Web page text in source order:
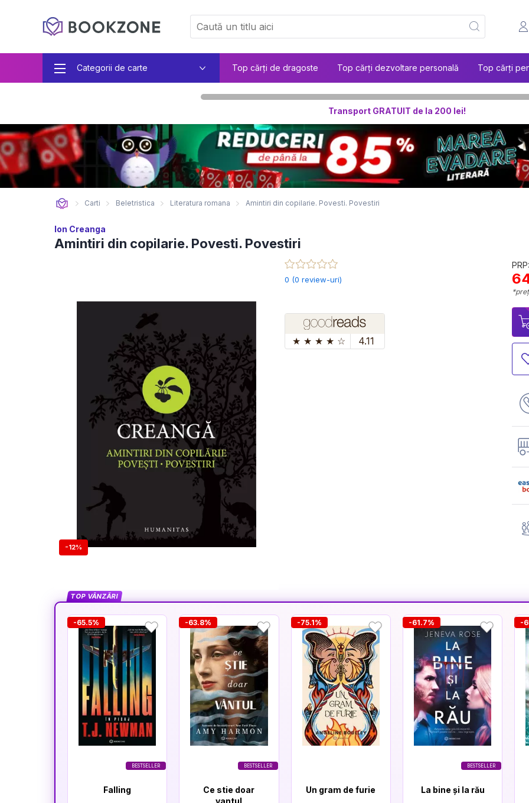
Categorii de carte Top cărți de dragoste Top cărți dezvoltare personală Top cărți
Transport GRATUIT de la 200 lei!
Carti Beletristica Literatura romana Amintiri din copilarie. Povesti. Povestiri
Ion Creanga
Amintiri din copilarie. Povesti. Povestiri
-12%
0 (0 review-uri)
★ ★ ★ ★ ☆ 4.11
TOP VÂNZĂRI
BESTSELLER
-65.5%
Falling
BESTSELLER
-63.8%
Ce stie doar
vantul
-75.1%
Un gram de furie
BESTSELLER
-61.7%
La bine și la rău
-